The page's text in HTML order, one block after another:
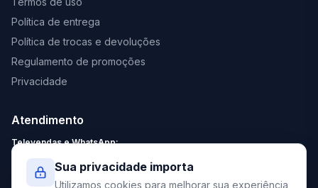
Política de entrega
Política de trocas e devoluções
Regulamento de promoções
Privacidade
Atendimento
Televendas e WhatsApp:
Sábado: 9:00 - 13:00
Sua privacidade importa
Utilizamos cookies para melhorar sua experiência